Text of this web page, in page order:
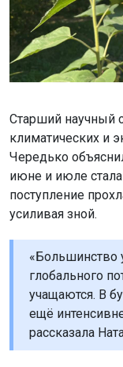
Старший научный
климатических и
Чередько
июне и июле
поступление
усиливая зной.
«Большинство
глобального
учащаются. В
ещё
рассказала